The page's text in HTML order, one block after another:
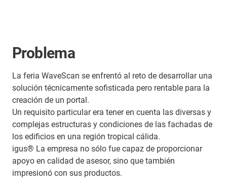
Problema
La feria WaveScan se enfrentó al reto de desarrollar una
solución técnicamente sofisticada pero rentable para la
creación de un portal.
Un requisito particular era tener en cuenta las diversas y
complejas estructuras y condiciones de las fachadas de
los edificios en una región tropical cálida.
igus® La empresa no sólo fue capaz de proporcionar
apoyo en calidad de asesor, sino que también
impresionó con sus productos.